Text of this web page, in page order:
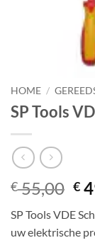
HOME /
SP Tools
€55,00
€
€
SP Tools VDE
uw elektrische